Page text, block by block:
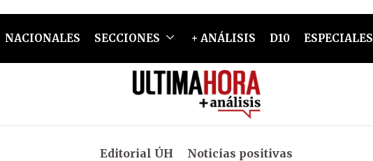
NACIONALES SECCIONES + ANÁLISIS D10 ESPECIALES
Editorial ÚH Noticias positivas